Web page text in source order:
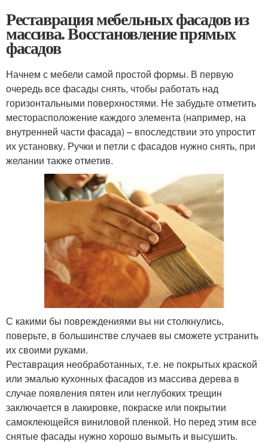
Реставрация мебельных фасадов из
массива. Восстановление прямых
фасадов
Начнем с мебели самой простой формы. В первую
очередь все фасады снять, чтобы работать над
горизонтальными поверхностями. Не забудьте отметить
месторасположение каждого элемента (например, на
внутренней части фасада) – впоследствии это упростит
их установку. Ручки и петли с фасадов нужно снять, при
желании также отметив.
С какими бы повреждениями вы ни столкнулись,
поверьте, в большинстве случаев вы сможете устранить
их своими руками.
Реставрация необработанных, т.е. не покрытых краской
или эмалью кухонных фасадов из массива дерева в
случае появления пятен или неглубоких трещин
заключается в лакировке, покраске или покрытии
самоклеющейся виниловой пленкой. Но перед этим все
снятые фасады нужно хорошо вымыть и высушить.